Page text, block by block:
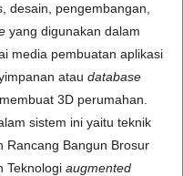
desain, pengembangan,
yang digunakan dalam
media pembuatan aplikasi
atau database
3D perumahan.
sistem ini yaitu teknik
Rancang Bangun Brosur
Teknologi augmented